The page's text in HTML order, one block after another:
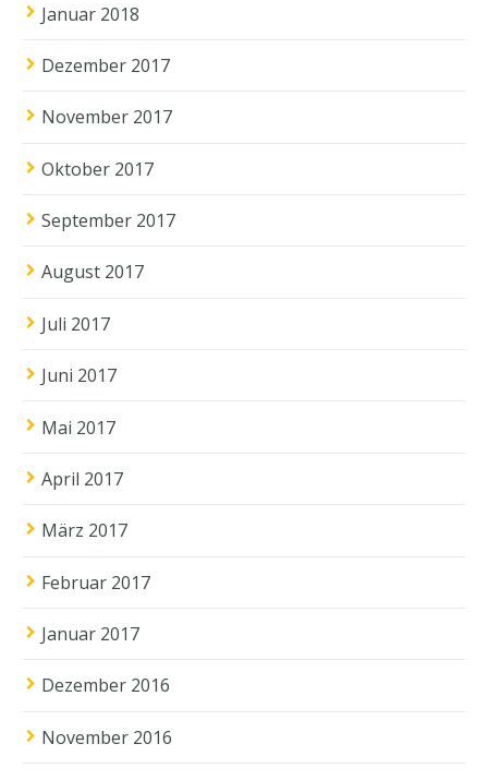
Januar 2018
Dezember 2017
November 2017
Oktober 2017
September 2017
August 2017
Juli 2017
Juni 2017
Mai 2017
April 2017
März 2017
Februar 2017
Januar 2017
Dezember 2016
November 2016